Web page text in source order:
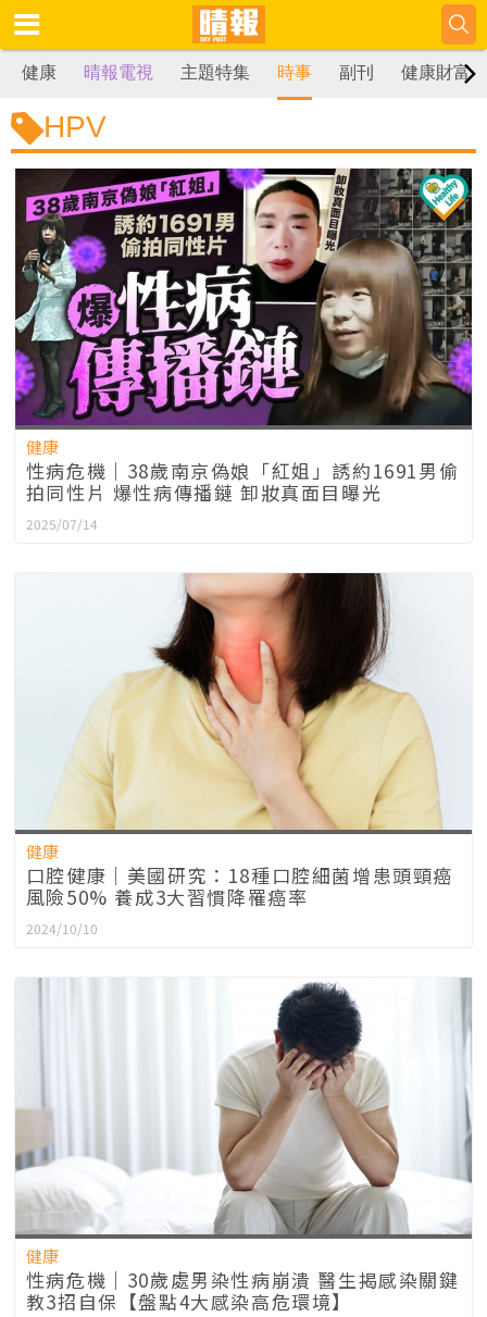
健康 晴報電視 主題特集 時事 副刊 健康財富
HPV
健康
性病危機｜38歲南京偽娘「紅姐」誘約1691男偷
拍同性片 爆性病傳播鏈 卸妝真面目曝光
2025/07/14
健康
口腔健康｜美國研究：18種口腔細菌增患頭頸癌
風險50% 養成3大習慣降罹癌率
2024/10/10
健康
性病危機｜30歲處男染性病崩潰 醫生揭感染關鍵
教3招自保【盤點4大感染高危環境】